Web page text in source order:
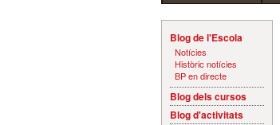
Blog de l'Escola
Notícies
Històric notícies
BP en directe
Blog dels cursos
Blog d'activitats